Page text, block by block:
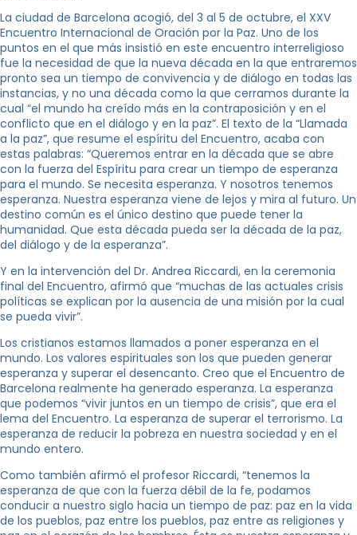
La ciudad de Barcelona acogió, del 3 al 5 de octubre, el XXV
Encuentro Internacional de Oración por la Paz. Uno de los
puntos en el que más insistió en este encuentro interreligioso
fue la necesidad de que la nueva década en la que entraremos
pronto sea un tiempo de convivencia y de diálogo en todas las
instancias, y no una década como la que cerramos durante la
cual “el mundo ha creído más en la contraposición y en el
conflicto que en el diálogo y en la paz”. El texto de la “Llamada
a la paz”, que resume el espíritu del Encuentro, acaba con
estas palabras: “Queremos entrar en la década que se abre
con la fuerza del Espíritu para crear un tiempo de esperanza
para el mundo. Se necesita esperanza. Y nosotros tenemos
esperanza. Nuestra esperanza viene de lejos y mira al futuro. Un
destino común es el único destino que puede tener la
humanidad. Que esta década pueda ser la década de la paz,
del diálogo y de la esperanza”.
Y en la intervención del Dr. Andrea Riccardi, en la ceremonia
final del Encuentro, afirmó que “muchas de las actuales crisis
políticas se explican por la ausencia de una misión por la cual
se pueda vivir”.
Los cristianos estamos llamados a poner esperanza en el
mundo. Los valores espirituales son los que pueden generar
esperanza y superar el desencanto. Creo que el Encuentro de
Barcelona realmente ha generado esperanza. La esperanza
que podemos “vivir juntos en un tiempo de crisis”, que era el
lema del Encuentro. La esperanza de superar el terrorismo. La
esperanza de reducir la pobreza en nuestra sociedad y en el
mundo entero.
Como también afirmó el profesor Riccardi, “tenemos la
esperanza de que con la fuerza débil de la fe, podamos
conducir a nuestro siglo hacia un tiempo de paz: paz en la vida
de los pueblos, paz entre los pueblos, paz entre as religiones y